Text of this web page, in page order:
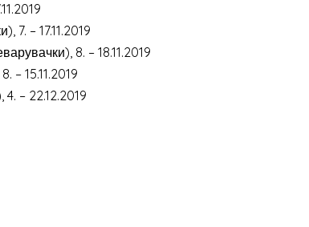
7. – 17.11.2019
8. – 18.11.2019
– 15.11.2019
– 22.12.2019